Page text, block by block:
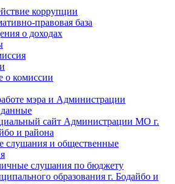
коррупции
правовая база
о доходах
о комиссии
мэра и Администрации
сайт Администрации МО г.
и района
слушания и общественные
слушания по бюджету
образования г. Бодайбо и